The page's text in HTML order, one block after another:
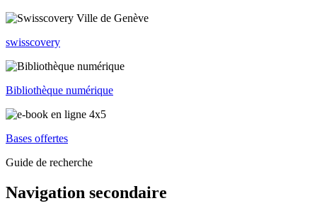
swisscovery
Bibliothèque numérique
Bases offertes
Guide de recherche
Navigation secondaire